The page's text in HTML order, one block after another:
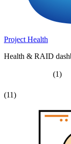
Project Health
Health & RAID
(1)
(11)